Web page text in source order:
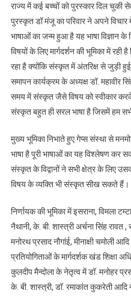
राज्य में कई बच्चों को पुरस्कार दिल चुकी
पुरस्कृत डॉ मंजू का परिवार ने अपने
भाषाओं का जन्म हुआ है यह भाषा विज्ञान के
विषयों के लिए मार्गदर्शन की भूमिका में
रहा है क्योंकि संस्कृत में अंतरिक्ष से जुड़ी
समापन कार्यक्रम के अध्यक्ष डॉ. महावीर
समय में संस्कृत जैसे विषय को स्वीकार
संस्कृत बहुत ही सरल भाषा है जिसमें हम
मुख्य भूमिका निभाते हुए गेप्स संस्था से
भाषा है पूरी भाषाओं का यह विश्लेषण कर
संस्कृत के विद्वानों ने सभी क्षेत्र के लिए
विषय के व्यक्ति भी संस्कृत सीख सकते हैं।
निर्णायक की भूमिका में इसराना, विमला
नैथानी, के. बी. शास्त्री अर्चना सिंह रावत
मनोरथ प्रसाद नौगांई, मीनाक्षी चमोली
प्रतियोगिताओं के मार्गदर्शक खंड शिक्षा
कुलदीप मैन्दोला के नेतृत्व में डॉ. मनोहर
के. बी. शास्त्री, डॉ. रमाकांत कुकरेती आदि